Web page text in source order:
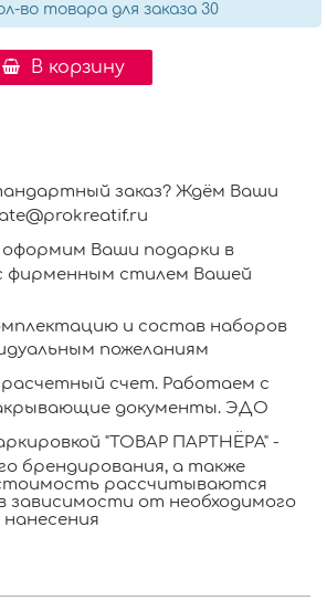
во товара для заказа 30
В корзину
заказ? Ждём Ваши
Ваши подарки в
фирменным стилем Вашей
и состав наборов
пожеланиям
счет. Работаем с
документы. ЭДО
"ТОВАР ПАРТНЁРА" -
брендирования, а также
рассчитываются
зависимости от необходимого